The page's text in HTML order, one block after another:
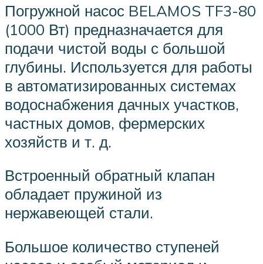
Погружной насос BELAMOS TF3-80
(1000 Вт) предназначается для
подачи чистой воды с большой
глубины. Используется для работы
в автоматизированных системах
водоснабжения дачных участков,
частных домов, фермерских
хозяйств и т. д.
Встроенный обратный клапан
обладает пружиной из
нержавеющей стали.
Большое количество ступеней